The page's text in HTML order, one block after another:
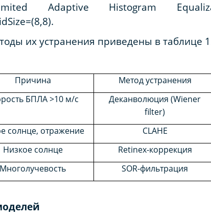
Adaptive Histogram
их устранения приведены в таблице
Причина Метод устранения
БПЛА >10 м/с
Деканволюция (Wiener
filter)
солнце, отражение CLAHE
Низкое солнце Retinex-коррекция
Многолучевость SOR-фильтрация